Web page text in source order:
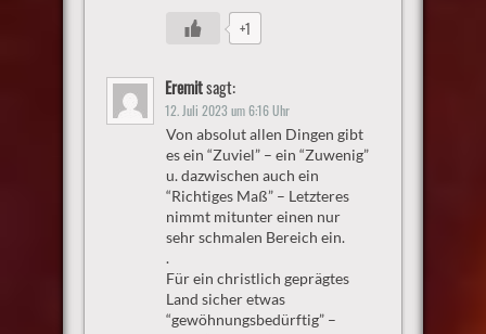
+1
Eremitsagt:
12. Juli 2023 um 6:16 Uhr
Von absolut allen Dingen gibt
es ein “Zuviel” – ein “Zuwenig”
u. dazwischen auch ein
“Richtiges Maß” – Letzteres
nimmt mitunter einen nur
sehr schmalen Bereich ein.
.
Für ein christlich geprägtes
Land sicher etwas
“gewöhnungsbedürftig” –